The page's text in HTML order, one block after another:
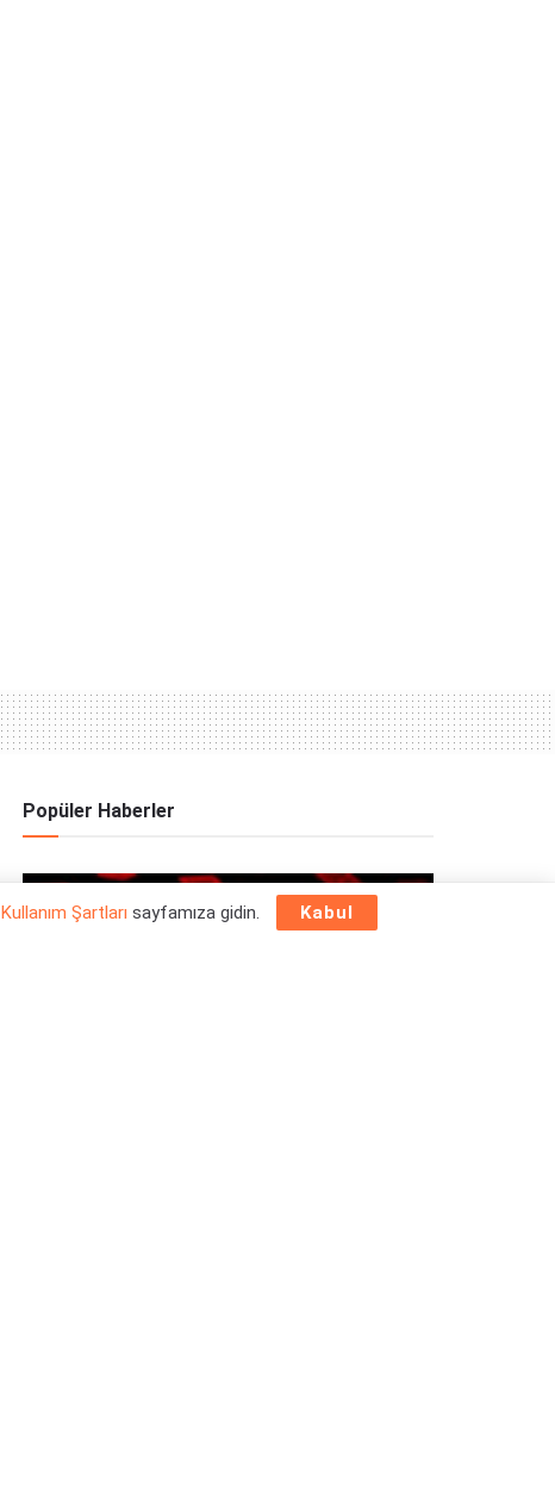
Popüler Haberler
Kullanım Şartları sayfamıza gidin. Kabul